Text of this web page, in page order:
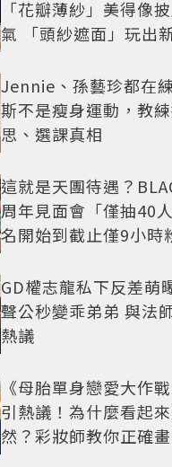
「花瓣薄紗」美得像
氣 「頭紗遮面」玩出
Jennie、孫藝珍都在
斯不是瘦身運動，教
思、選課真相
這就是天團待遇？
周年見面會「僅抽40
名開始到截止僅9小時
GD權志龍私下反差萌
聲公秒變乖弟弟 與法
熱議
《母胎單身戀愛大作
引熱議！為什麼看起
然？彩妝師教你正確